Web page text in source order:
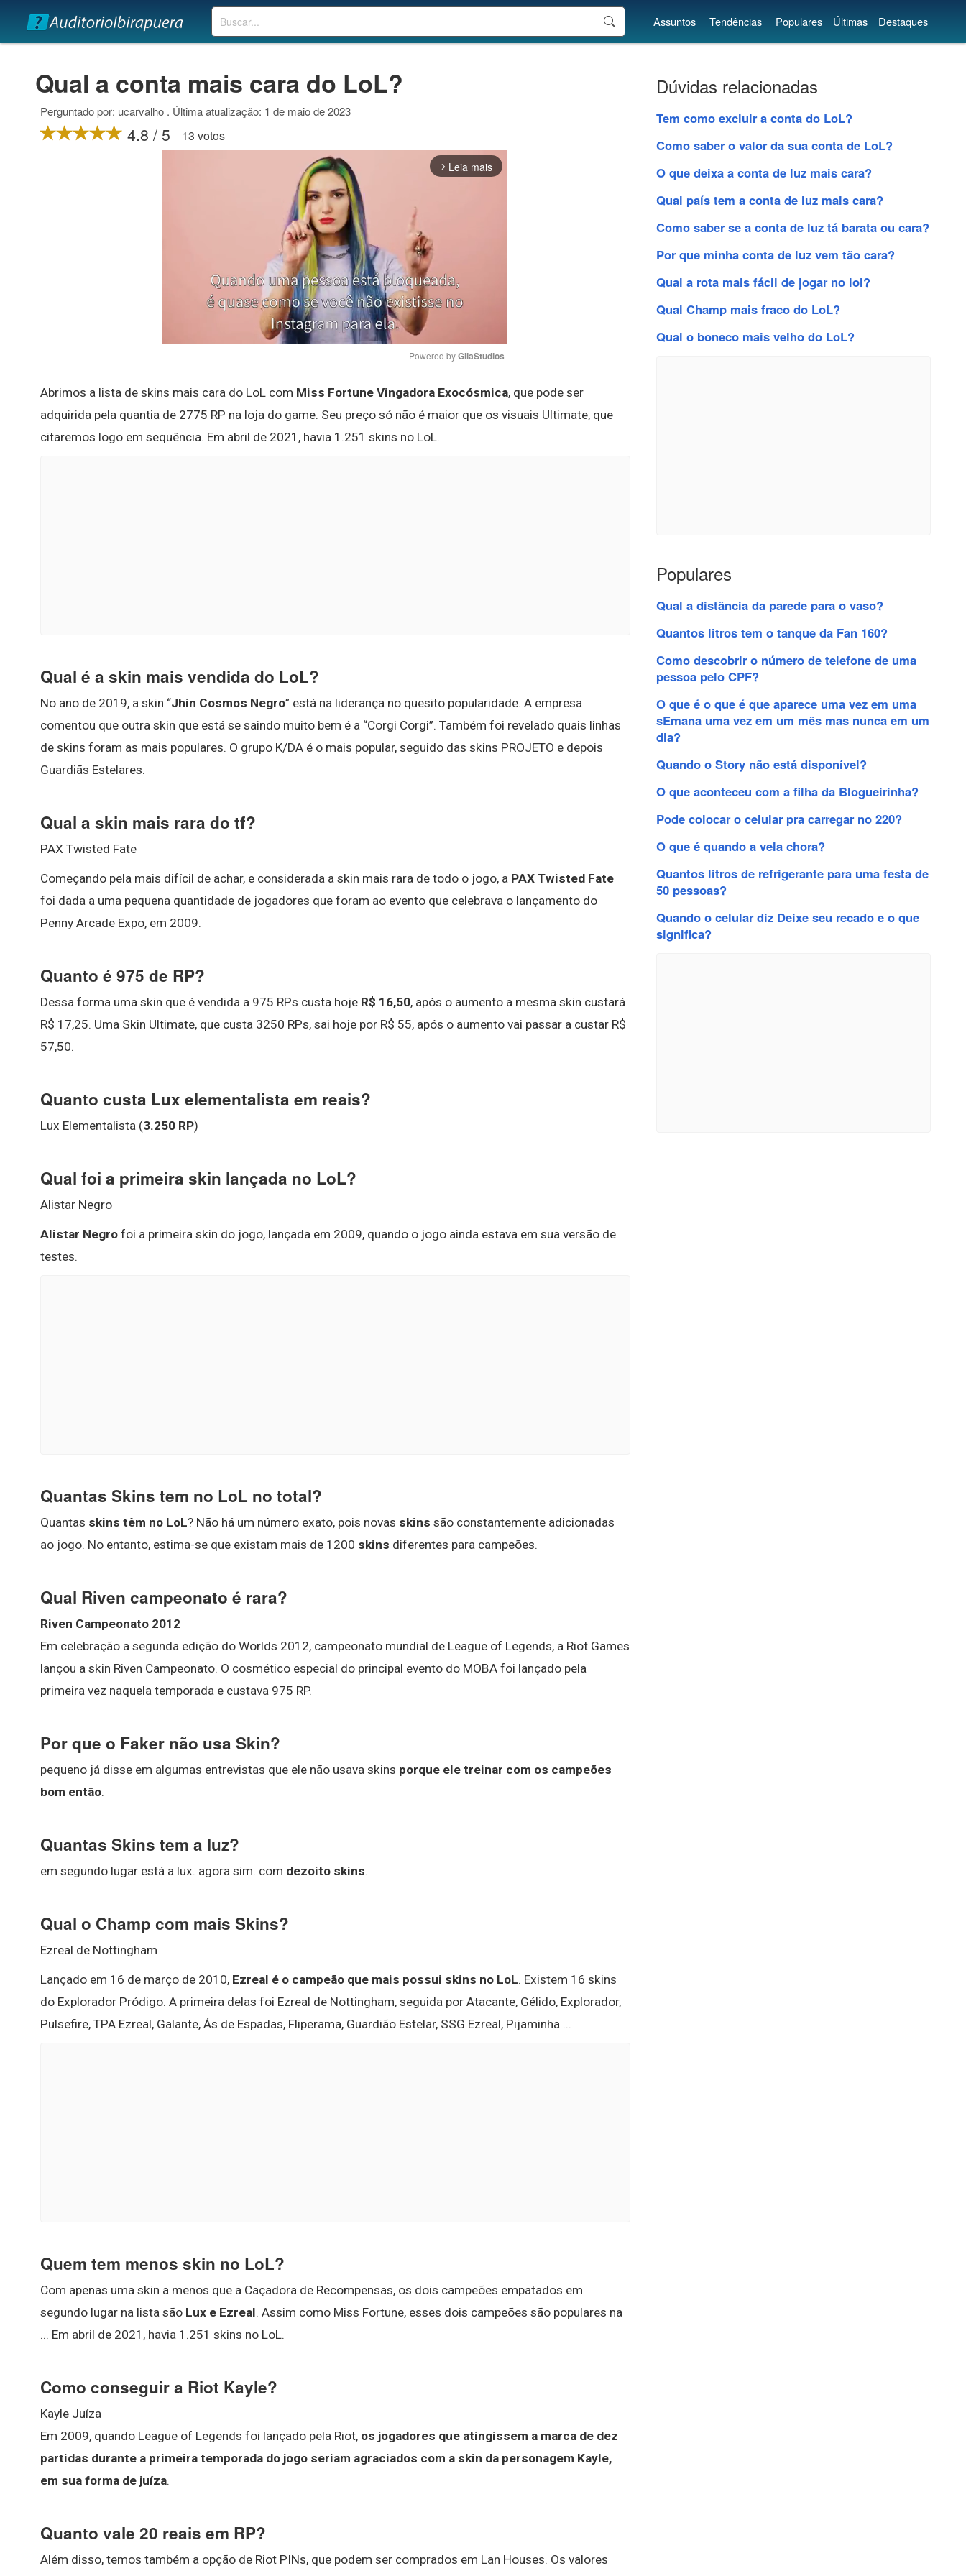
Buscar Assuntos Tendências Populares Últimas Destaques
Qual a conta mais cara do LoL?
Perguntado por: ucarvalho . Última atualização: 1 de maio de 2023
4.8 / 5 13 votos
arrow_forward_ios Leia mais
Mute
Powered by GliaStudios
Abrimos a lista de skins mais cara do LoL com Miss Fortune Vingadora Exocósmica, que pode ser
adquirida pela quantia de 2775 RP na loja do game. Seu preço só não é maior que os visuais Ultimate, que
citaremos logo em sequência. Em abril de 2021, havia 1.251 skins no LoL.
Qual é a skin mais vendida do LoL?
No ano de 2019, a skin “Jhin Cosmos Negro” está na liderança no quesito popularidade. A empresa
comentou que outra skin que está se saindo muito bem é a “Corgi Corgi”. Também foi revelado quais linhas
de skins foram as mais populares. O grupo K/DA é o mais popular, seguido das skins PROJETO e depois
Guardiãs Estelares.
Qual a skin mais rara do tf?
PAX Twisted Fate
Começando pela mais difícil de achar, e considerada a skin mais rara de todo o jogo, a PAX Twisted Fate
foi dada a uma pequena quantidade de jogadores que foram ao evento que celebrava o lançamento do
Penny Arcade Expo, em 2009.
Quanto é 975 de RP?
Dessa forma uma skin que é vendida a 975 RPs custa hoje R$ 16,50, após o aumento a mesma skin custará
R$ 17,25. Uma Skin Ultimate, que custa 3250 RPs, sai hoje por R$ 55, após o aumento vai passar a custar R$
57,50.
Quanto custa Lux elementalista em reais?
Lux Elementalista (3.250 RP)
Qual foi a primeira skin lançada no LoL?
Alistar Negro
Alistar Negro foi a primeira skin do jogo, lançada em 2009, quando o jogo ainda estava em sua versão de
testes.
Quantas Skins tem no LoL no total?
Quantas skins têm no LoL? Não há um número exato, pois novas skins são constantemente adicionadas
ao jogo. No entanto, estima-se que existam mais de 1200 skins diferentes para campeões.
Qual Riven campeonato é rara?
Riven Campeonato 2012
Em celebração a segunda edição do Worlds 2012, campeonato mundial de League of Legends, a Riot Games
lançou a skin Riven Campeonato. O cosmético especial do principal evento do MOBA foi lançado pela
primeira vez naquela temporada e custava 975 RP.
Por que o Faker não usa Skin?
pequeno já disse em algumas entrevistas que ele não usava skins porque ele treinar com os campeões
bom então.
Quantas Skins tem a luz?
em segundo lugar está a lux. agora sim. com dezoito skins.
Qual o Champ com mais Skins?
Ezreal de Nottingham
Lançado em 16 de março de 2010, Ezreal é o campeão que mais possui skins no LoL. Existem 16 skins
do Explorador Pródigo. A primeira delas foi Ezreal de Nottingham, seguida por Atacante, Gélido, Explorador,
Pulsefire, TPA Ezreal, Galante, Ás de Espadas, Fliperama, Guardião Estelar, SSG Ezreal, Pijaminha ...
Quem tem menos skin no LoL?
Com apenas uma skin a menos que a Caçadora de Recompensas, os dois campeões empatados em
segundo lugar na lista são Lux e Ezreal. Assim como Miss Fortune, esses dois campeões são populares na
... Em abril de 2021, havia 1.251 skins no LoL.
Como conseguir a Riot Kayle?
Kayle Juíza
Em 2009, quando League of Legends foi lançado pela Riot, os jogadores que atingissem a marca de dez
partidas durante a primeira temporada do jogo seriam agraciados com a skin da personagem Kayle,
em sua forma de juíza.
Quanto vale 20 reais em RP?
Além disso, temos também a opção de Riot PINs, que podem ser comprados em Lan Houses. Os valores
Dúvidas relacionadas
Tem como excluir a conta do LoL?
Como saber o valor da sua conta de LoL?
O que deixa a conta de luz mais cara?
Qual país tem a conta de luz mais cara?
Como saber se a conta de luz tá barata ou cara?
Por que minha conta de luz vem tão cara?
Qual a rota mais fácil de jogar no lol?
Qual Champ mais fraco do LoL?
Qual o boneco mais velho do LoL?
Populares
Qual a distância da parede para o vaso?
Quantos litros tem o tanque da Fan 160?
Como descobrir o número de telefone de uma
pessoa pelo CPF?
O que é o que é que aparece uma vez em uma
sEmana uma vez em um mês mas nunca em um
dia?
Quando o Story não está disponível?
O que aconteceu com a filha da Blogueirinha?
Pode colocar o celular pra carregar no 220?
O que é quando a vela chora?
Quantos litros de refrigerante para uma festa de
50 pessoas?
Quando o celular diz Deixe seu recado e o que
significa?